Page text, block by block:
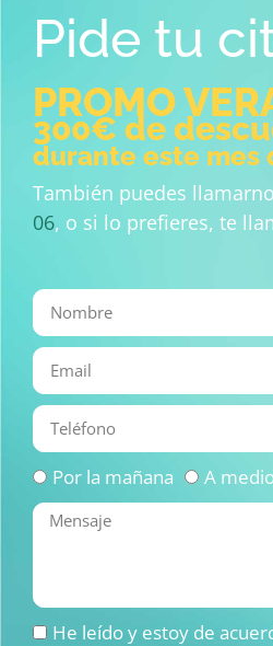
Pide tu
PROMO
300€ de
durante este mes
También puedes
06, o si lo prefieres, te
Por la mañana A
He leído y estoy de